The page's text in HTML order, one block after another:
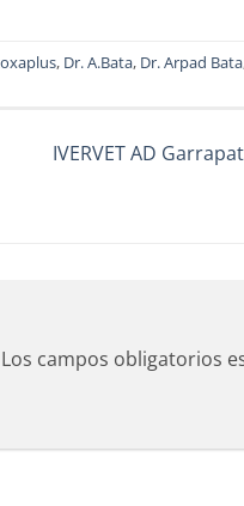
, Dr. A.Bata, Dr. Arpad Bata
IVERVET AD
Los campos obligatorios